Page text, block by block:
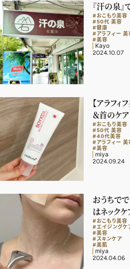
エクラ限定アイテム
イーバイエクラ
そしてエクラの美意識を、
JOIN
編集部から届くメー
会員限定プレゼントや特別
特典が満
新規会員登録
『汗の泉』
#おこもり美容
#50代 美容
#健康
#アラフィー 美
#美容
Kayo
2024.10.07
【アラフィ
＆首のケ
#おこもり美容
#50代 美容
#40代美容
#アラフィー 美
#美容
miya
2024.09.24
おうちで
はネックケ
#おこもり美容
#エイジングケ
#美容
#スキンケア
#美肌
miya
2024.04.06